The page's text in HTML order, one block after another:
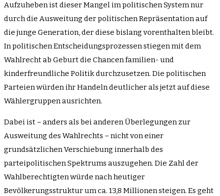
Aufzuheben ist dieser Mangel im politischen System nur
durch die Ausweitung der politischen Repräsentation auf
die junge Generation, der diese bislang vorenthalten bleibt.
In politischen Entscheidungsprozessen stiegen mit dem
Wahlrecht ab Geburt die Chancen familien- und
kinderfreundliche Politik durchzusetzen. Die politischen
Parteien würden ihr Handeln deutlicher als jetzt auf diese
Wählergruppen ausrichten.
Dabei ist – anders als bei anderen Überlegungen zur
Ausweitung des Wahlrechts – nicht von einer
grundsätzlichen Verschiebung innerhalb des
parteipolitischen Spektrums auszugehen. Die Zahl der
Wahlberechtigten würde nach heutiger
Bevölkerungsstruktur um ca. 13,8 Millionen steigen. Es geht